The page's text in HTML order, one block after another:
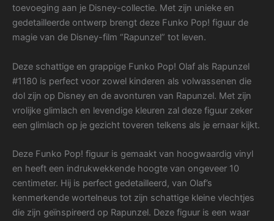
toevoeging aan je Disney-collectie. Met zijn unieke en
gedetailleerde ontwerp brengt deze Funko Pop! figuur de
magie van de Disney-film “Rapunzel” tot leven.
Deze schattige en grappige Funko Pop! Olaf als Rapunzel
#1180 is perfect voor zowel kinderen als volwassenen die
dol zijn op Disney en de avonturen van Rapunzel. Met zijn
vrolijke glimlach en levendige kleuren zal deze figuur zeker
een glimlach op je gezicht toveren telkens als je ernaar kijkt.
Deze Funko Pop! figuur is gemaakt van hoogwaardig vinyl
en heeft een indrukwekkende hoogte van ongeveer 10
centimeter. Hij is perfect gedetailleerd, van Olaf’s
kenmerkende wortelneus tot zijn schattige kleine vlechtjes
die zijn geïnspireerd op Rapunzel. Deze figuur is een waar